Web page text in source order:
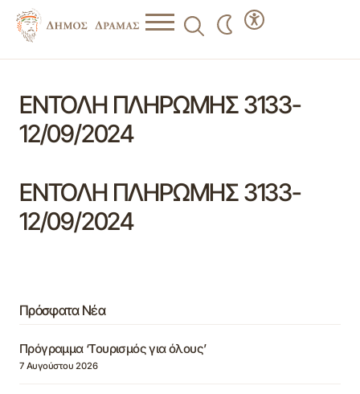
ΕΝΤΟΛΗ ΠΛΗΡΩΜΗΣ 3133-
12/09/2024
ΕΝΤΟΛΗ ΠΛΗΡΩΜΗΣ 3133-
12/09/2024
Πρόσφατα Νέα
Πρόγραμμα ‘Τουρισμός για όλους’
7 Αυγούστου 2026